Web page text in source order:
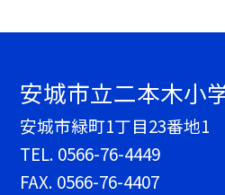
安城市立二本木小
安城市緑町1丁目23番地1
TEL. 0566-76-4449
FAX. 0566-76-4407